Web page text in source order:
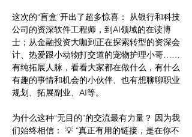
这次的“盲盒”开出了超多惊喜： 从银行和科技
公司的资深软件工程师，到AI领域的在读博
士；从金融投资大咖到正在探索转型的资深会
计、热爱跟小动物打交道的宠物护理小哥……
有纯拓展人脉，看看大家都在做什么，有什么
有趣的事情和机会的小伙伴、也有想聊聊职业
规划、拓展副业、AI等。
为什么这种“无目的”的交流最有力量？ 因为我
们始终相信： 💡 “真正有用的链接，是在你不